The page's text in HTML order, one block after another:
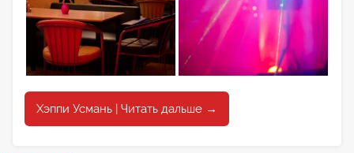
Хэппи Усмань | Читать дальше →